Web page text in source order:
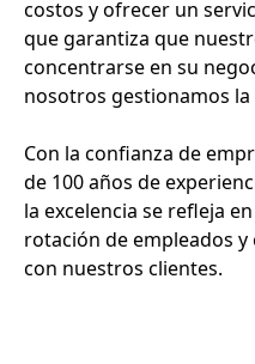
costos y ofrecer un
que garantiza que
concentrarse en su
nosotros gestionamos la
Con la confianza de
de 100 años de
la excelencia se refleja
rotación de empleados
con nuestros clientes.